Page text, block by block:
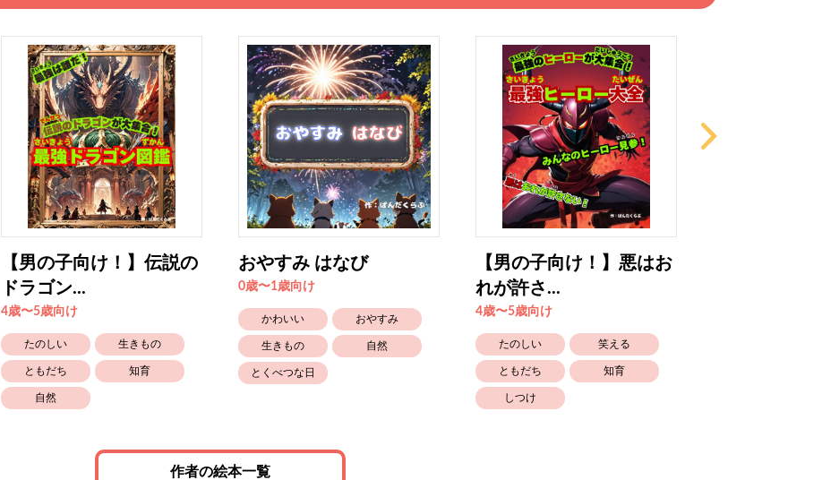
【男の子向け！】伝説の
ドラゴン...
4歳〜5歳向け
たのしい 生きもの
ともだち 知育
自然
おやすみ はなび
0歳〜1歳向け
かわいい おやすみ
生きもの 自然
とくべつな日
【男の子向け！】悪はお
れが許さ...
4歳〜5歳向け
たのしい 笑える
ともだち 知育
しつけ
作者の絵本一覧